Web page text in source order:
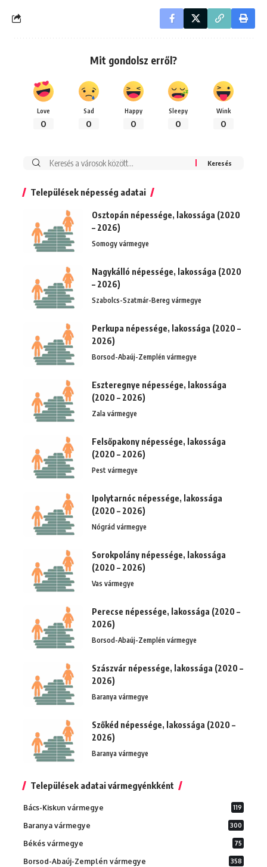
Mit gondolsz erről?
Love
0
Sad
0
Happy
0
Sleepy
0
Wink
0
Keresés:
Települések népesség adatai
Osztopán népessége, lakossága (2020
– 2026)
Somogy vármegye
Nagykálló népessége, lakossága (2020
– 2026)
Szabolcs-Szatmár-Bereg vármegye
Perkupa népessége, lakossága (2020 –
2026)
Borsod-Abaúj-Zemplén vármegye
Eszteregnye népessége, lakossága
(2020 – 2026)
Zala vármegye
Felsőpakony népessége, lakossága
(2020 – 2026)
Pest vármegye
Ipolytarnóc népessége, lakossága
(2020 – 2026)
Nógrád vármegye
Sorokpolány népessége, lakossága
(2020 – 2026)
Vas vármegye
Perecse népessége, lakossága (2020 –
2026)
Borsod-Abaúj-Zemplén vármegye
Szászvár népessége, lakossága (2020 –
2026)
Baranya vármegye
Szőkéd népessége, lakossága (2020 –
2026)
Baranya vármegye
Települések adatai vármegyénkként
Bács-Kiskun vármegye 119
Baranya vármegye 300
Békés vármegye 75
Borsod-Abaúj-Zemplén vármegye 358